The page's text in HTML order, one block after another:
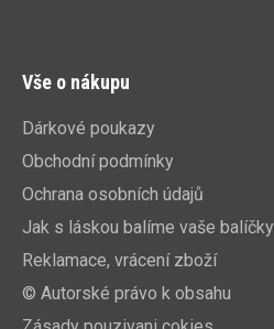
Vše o nákupu
Dárkové poukazy
Obchodní podmínky
Ochrana osobních údajů
Jak s láskou balíme vaše balíčky
Reklamace, vrácení zboží
© Autorské právo k obsahu